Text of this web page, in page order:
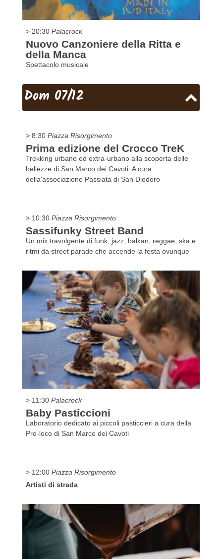
> 20:30 Palacrock
Nuovo Canzoniere della Ritta e
della Manca
Spettacolo musicale
Dom 07/12
> 8:30 Piazza Risorgimento
Prima edizione del Crocco TreK
Trekking urbano ed extra-urbano alla scoperta delle
bellezze di San Marco dei Cavoti. A cura
della'associazione Passiata di San Diodoro
> 10:30 Piazza Risorgimento
Sassifunky Street Band
Un mix travolgente di funk, jazz, balkan, reggae, ska e
ritmi da street parade che accende la festa ovunque
> 11:30 Palacrock
Baby Pasticcioni
Laboratorio dedicato ai piccoli pasticcieri a cura della
Pro-loco di San Marco dei Cavoti
> 12:00 Piazza Risorgimento
Artisti di strada